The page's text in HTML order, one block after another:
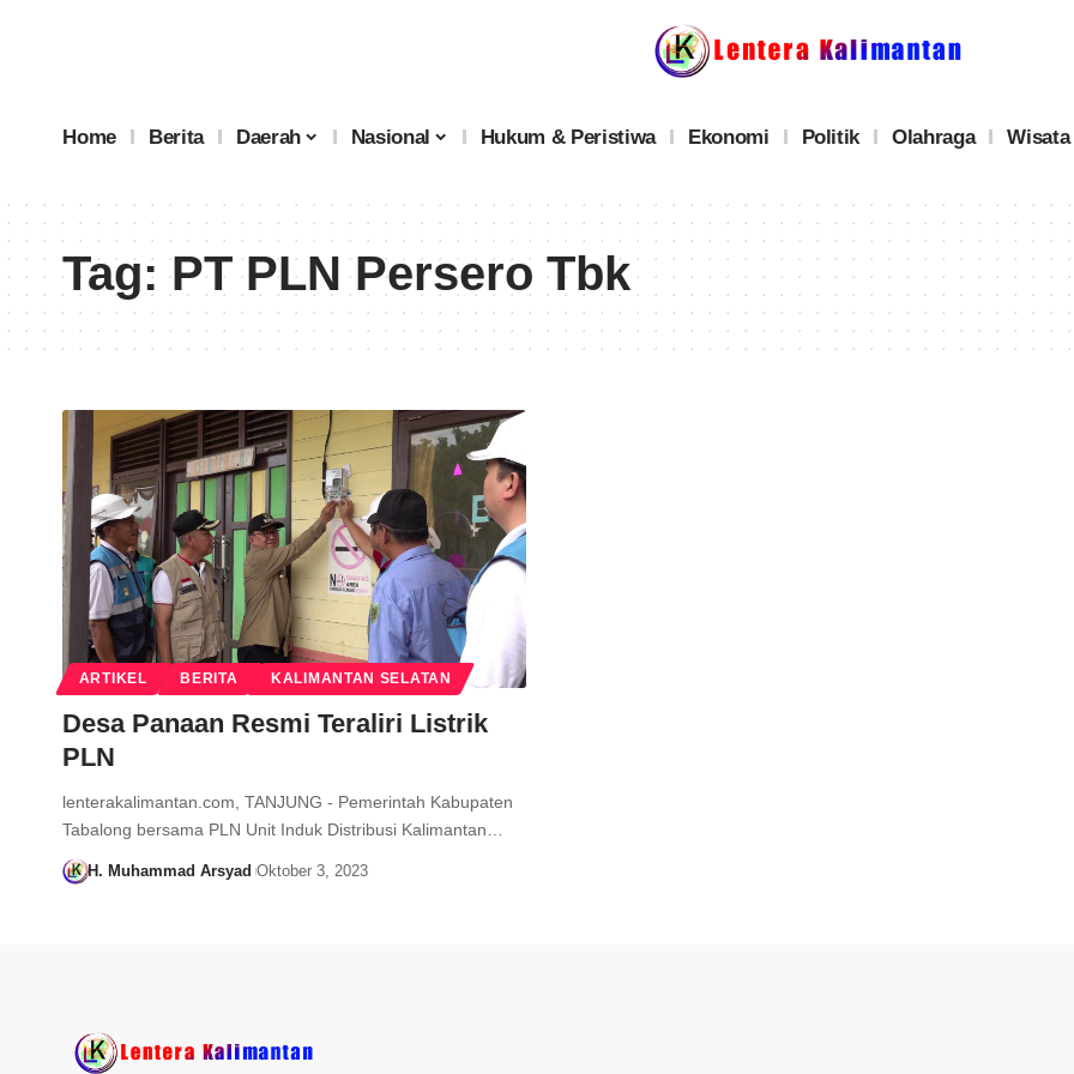
Home Berita Daerah Nasional Hukum & Peristiwa Ekonomi Politik Olahraga Wisata
Tag:PT PLN Persero Tbk
ARTIKEL BERITA KALIMANTAN SELATAN
Desa Panaan Resmi Teraliri Listrik
PLN
lenterakalimantan.com, TANJUNG - Pemerintah Kabupaten
Tabalong bersama PLN Unit Induk Distribusi Kalimantan…
H. Muhammad Arsyad Oktober 3, 2023